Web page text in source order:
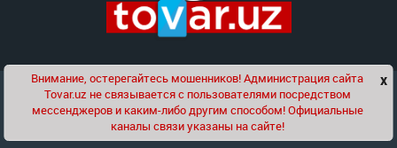
Проект компанииGolden Pages
© 2020-2026 tovar.uz | Все права защищены
Чат x
Внимание, остерегайтесь мошенников! Администрация сайта
Tovar.uz не связывается с пользователями посредством
мессенджеров и каким-либо другим способом! Официальные
каналы связи указаны на сайте!